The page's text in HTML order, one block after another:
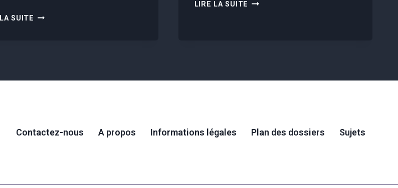
SUITE LES
DISTANCE
LIRE LA SUITE
POUR
Contactez-nous A propos Informations légales Plan des dossiers Sujets